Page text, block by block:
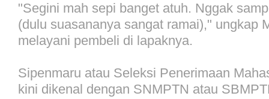
"Segini mah sepi banget atuh. Nggak
(dulu suasananya sangat ramai)," ungkap
melayani pembeli di lapaknya.
Sipenmaru atau Seleksi Penerimaan
kini dikenal dengan SNMPTN atau